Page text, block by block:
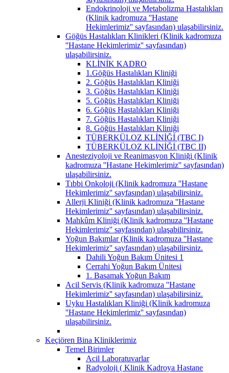
Endokrinoloji ve Metabolizma Hastalıkları
(Klinik kadromuza ''Hastane
Hekimlerimiz'' sayfasından) ulaşabilirsiniz.
Göğüs Hastalıkları Klinikleri (Klinik kadromuza
''Hastane Hekimlerimiz'' sayfasından)
ulaşabilirsiniz.
KLİNİK KADRO
1.Göğüs Hastalıkları Kliniği
2. Göğüs Hastalıkları Kliniği
3. Göğüs Hastalıkları Kliniği
5. Göğüs Hastalıkları Kliniği
6. Göğüs Hastalıkları Kliniği
7. Göğüs Hastalıkları Kliniği
8. Göğüs Hastalıkları Kliniği
TÜBERKÜLOZ KLİNİĞİ (TBC I)
TÜBERKÜLOZ KLİNİĞİ (TBC II)
Anesteziyoloji ve Reanimasyon Kliniği (Klinik
kadromuza ''Hastane Hekimlerimiz'' sayfasından)
ulaşabilirsiniz.
Tıbbi Onkoloji (Klinik kadromuza ''Hastane
Hekimlerimiz'' sayfasından) ulaşabilirsiniz.
Allerji Kliniği (Klinik kadromuza ''Hastane
Hekimlerimiz'' sayfasından) ulaşabilirsiniz.
Mahkûm Kliniği (Klinik kadromuza ''Hastane
Hekimlerimiz'' sayfasından) ulaşabilirsiniz.
Yoğun Bakımlar (Klinik kadromuza ''Hastane
Hekimlerimiz'' sayfasından) ulaşabilirsiniz.
Dahili Yoğun Bakım Ünitesi 1
Cerrahi Yoğun Bakım Ünitesi
1. Basamak Yoğun Bakım
Acil Servis (Klinik kadromuza ''Hastane
Hekimlerimiz'' sayfasından) ulaşabilirsiniz.
Uyku Hastalıkları Kliniği (Klinik kadromuza
''Hastane Hekimlerimiz'' sayfasından)
ulaşabilirsiniz.
Keçiören Bina Kliniklerimiz
Temel Birimler
Acil Laboratuvarlar
Radyoloji ( Klinik Kadroya Hastane